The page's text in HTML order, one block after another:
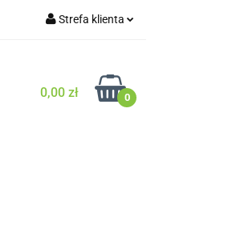
Strefa klienta
Zarejestruj się
Dodaj zgłoszenie
0,00 zł 0